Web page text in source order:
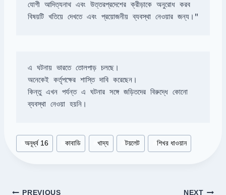
যোগী আদিত্যনাথ এবং উত্তরপ্রদেশের ক্রীড়াকে অনুরোধ করব
বিষয়টি খতিয়ে দেখতে এবং প্রয়োজনীয় ব্যবস্থা নেওয়ার জন্য।"
কিন্তু এখন পর্যন্ত এ ঘটনার সঙ্গে জড়িতদের বিরুদ্ধে কোনো
ব্যবস্থা নেওয়া হয়নি।
Post
Tags:
#অনূর্ধ্ব 16 #কাবাডি #খাদ্য #টয়লেট শিখর ধাওয়ান
PREVIOUS NEXT